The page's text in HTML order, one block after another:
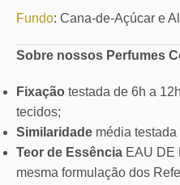
Fundo: Cana-de-Açúcar e
Sobre nossos Perfumes
Fixação testada de 6h a
tecidos;
Similaridade média testada
Teor de Essência EAU DE
mesma formulação dos